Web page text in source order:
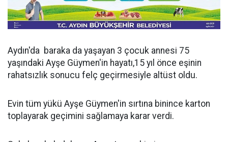
Aydın'da baraka da yaşayan 3 çocuk annesi 75
yaşındaki Ayşe Güymen'in hayatı,15 yıl önce eşinin
rahatsızlık sonucu felç geçirmesiyle altüst oldu.
Evin tüm yükü Ayşe Güymen'in sırtına binince karton
toplayarak geçimini sağlamaya karar verdi.